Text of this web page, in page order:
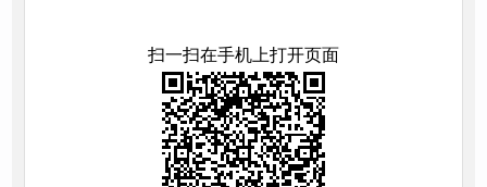
扫一扫在手机上打开页面